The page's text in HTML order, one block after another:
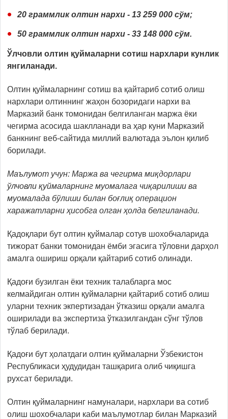
20 граммлик олтин нархи - 13 259 000 сўм;
50 граммлик олтин нархи - 33 148 000 сўм.
Ўлчовли олтин қуймаларни сотиш нархлари кунлик
янгиланади.
Олтин қуймаларнинг сотиш ва қайтариб сотиб олиш
нархлари олтиннинг жаҳон бозоридаги нархи ва
Марказий банк томонидан белгиланган маржа ёки
чегирма асосида шаклланади ва ҳар куни Марказий
банкнинг веб-сайтида миллий валютада эълон қилиб
борилади.
Маълумот учун: Маржа ва чегирма миқдорлари
ўлчовли қуймаларнинг муомалага чиқарилиши ва
муомалада бўлиши билан боғлиқ операцион
харажатларни ҳисобга олган ҳолда белгиланади.
Қадоқлари бут олтин қуймалар сотув шохобчаларида
тижорат банки томонидан ёмби эгасига тўловни дарҳол
амалга ошириш орқали қайтариб сотиб олинади.
Қадоғи бузилган ёки техник талабларга мос
келмайдиган олтин қуймаларни қайтариб сотиб олиш
уларни техник экпертизадан ўтказиш орқали амалга
оширилади ва экспертиза ўтказилгандан сўнг тўлов
тўлаб берилади.
Қадоғи бут ҳолатдаги олтин қуймаларни Ўзбекистон
Республикаси ҳудудидан ташқарига олиб чиқишга
рухсат берилади.
Олтин қуймаларнинг намуналари, нархлари ва сотиб
олиш шохобчалари каби маълумотлар билан Марказий